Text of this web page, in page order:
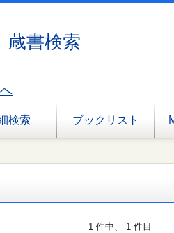
書検索
検索 ブックリスト
1 件中、 1 件目